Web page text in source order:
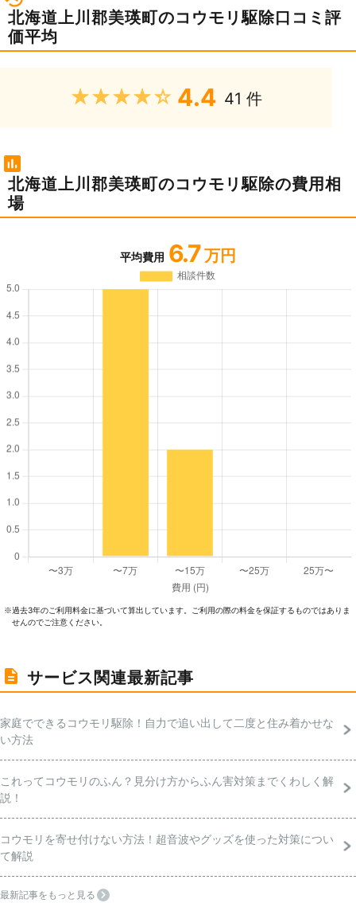
北海道上川郡美瑛町のコウモリ駆除口コミ評
価平均
★★★★★ 4.4 41 件
北海道上川郡美瑛町のコウモリ駆除の費用相
場
平均費用 6.7 万円
※過去3年のご利⽤料⾦に基づいて算出しています。ご利⽤の際の料⾦を保証するものではありま
せんのでご注意ください。
サービス関連最新記事
家庭でできるコウモリ駆除！自力で追い出して二度と住み着かせな
い方法
これってコウモリのふん？見分け方からふん害対策までくわしく解
説！
コウモリを寄せ付けない方法！超音波やグッズを使った対策につい
て解説
最新記事をもっと見る